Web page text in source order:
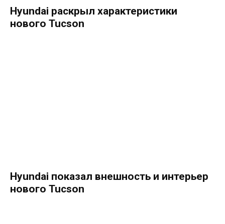
Hyundai раскрыл характеристики
нового Tucson
Hyundai показал внешность и интерьер
нового Tucson